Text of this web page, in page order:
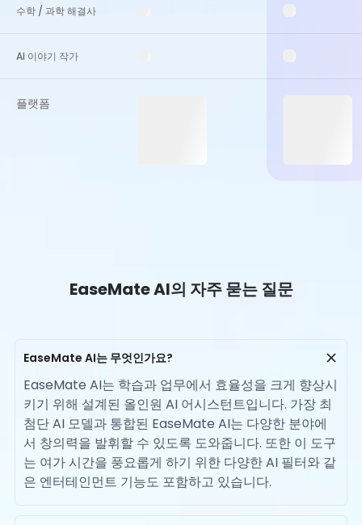
수학 / 과학 해결사
AI 이야기 작가
플랫폼
EaseMate AI의 자주 묻는 질문
EaseMate AI는 무엇인가요?
EaseMate AI는 학습과 업무에서 효율성을 크게 향상시
키기 위해 설계된 올인원 AI 어시스턴트입니다. 가장 최
첨단 AI 모델과 통합된 EaseMate AI는 다양한 분야에
서 창의력을 발휘할 수 있도록 도와줍니다. 또한 이 도구
는 여가 시간을 풍요롭게 하기 위한 다양한 AI 필터와 같
은 엔터테인먼트 기능도 포함하고 있습니다.